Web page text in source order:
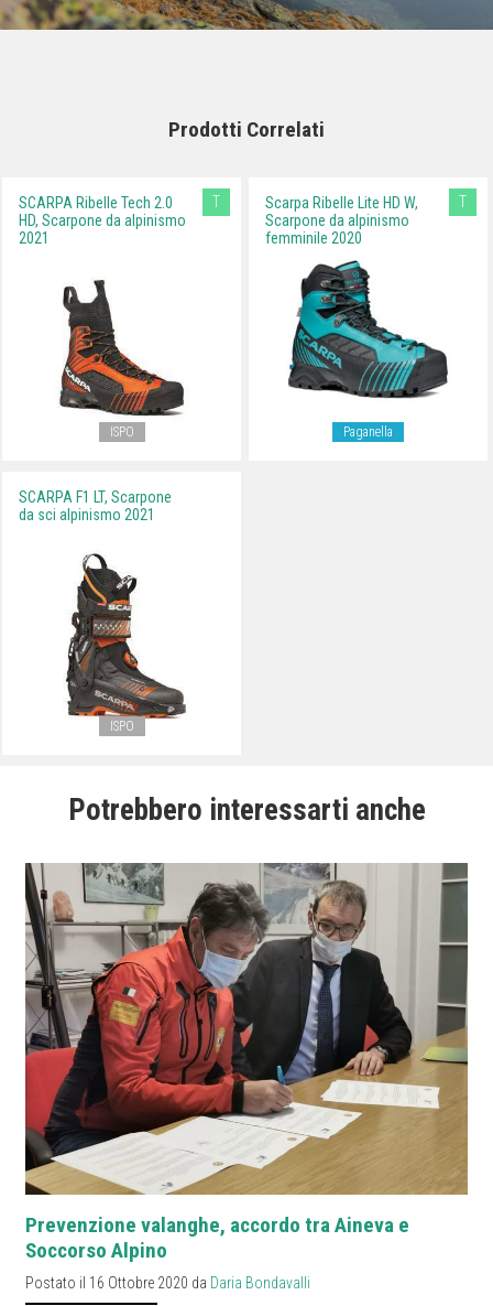
Prodotti Correlati
SCARPA Ribelle Tech 2.0
HD, Scarpone da alpinismo
2021
T
ISPO
Scarpa Ribelle Lite HD W,
Scarpone da alpinismo
femminile 2020
T
Paganella
SCARPA F1 LT, Scarpone
da sci alpinismo 2021
ISPO
Potrebbero interessarti anche
Prevenzione valanghe, accordo tra Aineva e
Soccorso Alpino
Postato il 16 Ottobre 2020 da Daria Bondavalli